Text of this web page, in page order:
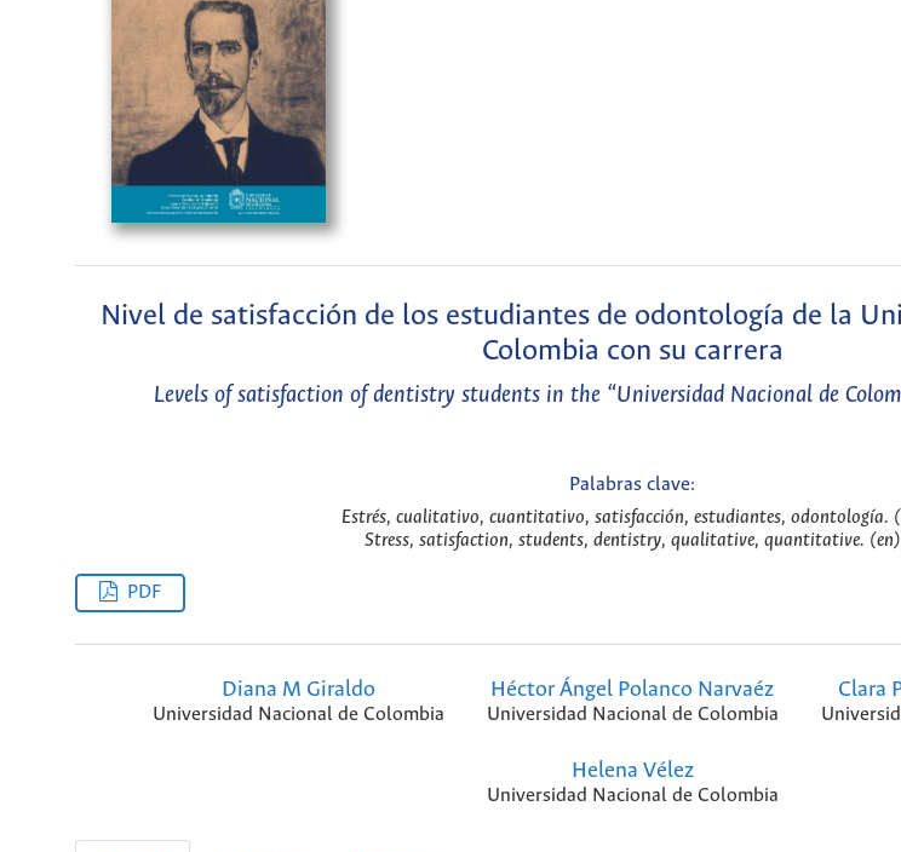
Nivel de satisfacción de los estudiantes de odontología de la
Colombia con su carrera
Levels of satisfaction of dentistry students in the “Universidad Nacional de
Palabras clave:
Estrés, cualitativo, cuantitativo, satisfacción, estudiantes, odontología.
Stress, satisfaction, students, dentistry, qualitative, quantitative. (en)
PDF
Diana M Giraldo
Universidad Nacional de Colombia
Héctor Ángel Polanco Narvaéz
Universidad Nacional de Colombia
Clara
Helena Vélez
Universidad Nacional de Colombia